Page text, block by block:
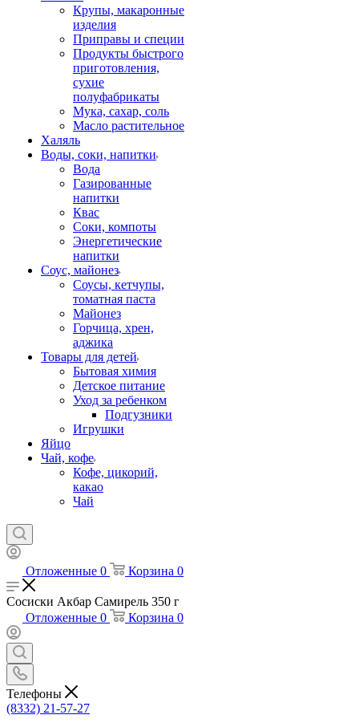
Крупы, макаронные
изделия
Приправы и специи
Продукты быстрого
приготовления,
сухие
полуфабрикаты
Мука, сахар, соль
Масло растительное
Халяль
Воды, соки, напитки
Вода
Газированные
напитки
Квас
Соки, компоты
Энергетические
напитки
Соус, майонез
Соусы, кетчупы,
томатная паста
Майонез
Горчица, хрен,
аджика
Товары для детей
Бытовая химия
Детское питание
Уход за ребенком
Подгузники
Игрушки
Яйцо
Чай, кофе
Кофе, цикорий,
какао
Чай
Отложенные 0 Корзина 0
Сосиски Акбар Самирель 350 г
Отложенные 0 Корзина 0
Телефоны
(8332) 21-57-27